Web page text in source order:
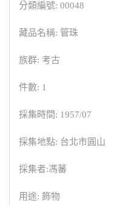
分類編號: 00048
藏品名稱: 管珠
族群: 考古
件數: 1
採集時間: 1957/07
採集地點: 台北市圓山
採集者:馮蕃
用途: 飾物